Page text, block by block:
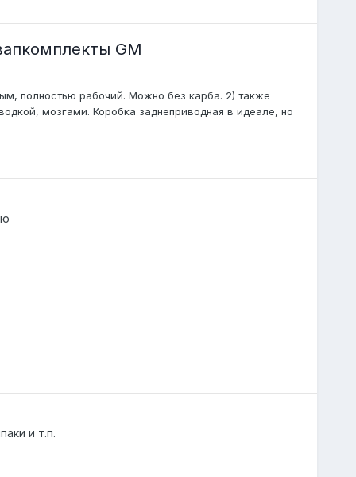
GM
полностью рабочий. Можно без карба. 2) также
мозгами. Коробка заднеприводная в идеале, но
и т.п.